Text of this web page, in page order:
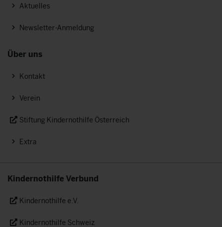
Aktuelles
Newsletter-Anmeldung
Über uns
Kontakt
Verein
Stiftung Kindernothilfe Österreich
Extra
Kindernothilfe Verbund
Kindernothilfe e.V.
Kindernothilfe Schweiz